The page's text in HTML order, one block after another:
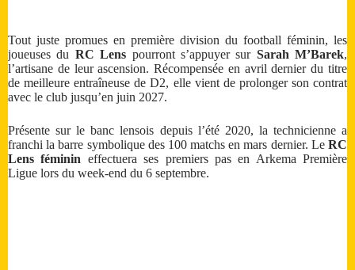
Tout juste promues en première division du football féminin, les
joueuses du RC Lens pourront s’appuyer sur Sarah M’Barek,
l’artisane de leur ascension. Récompensée en avril dernier du titre
de meilleure entraîneuse de D2, elle vient de prolonger son contrat
avec le club jusqu’en juin 2027.
Présente sur le banc lensois depuis l’été 2020, la technicienne a
franchi la barre symbolique des 100 matchs en mars dernier. Le RC
Lens féminin effectuera ses premiers pas en Arkema Première
Ligue lors du week-end du 6 septembre.